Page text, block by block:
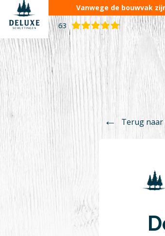
Vanwege de bouwvak
63
Terug